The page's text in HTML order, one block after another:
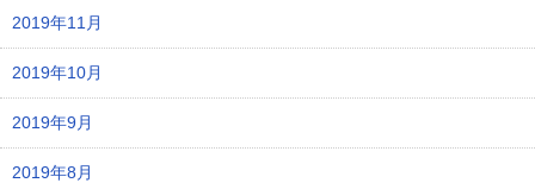
2019年11月
2019年10月
2019年9月
2019年8月